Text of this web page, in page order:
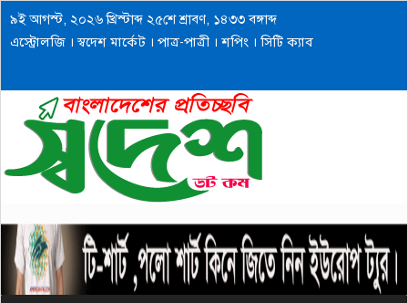
৯ই আগস্ট, ২০২৬ খ্রিস্টাব্দ ২৫শে শ্রাবণ, ১৪৩৩ বঙ্গাব্দ
এস্ট্রোলজি । স্বদেশ মার্কেট । পাত্র-পাত্রী । শপিং । সিটি ক্যাব